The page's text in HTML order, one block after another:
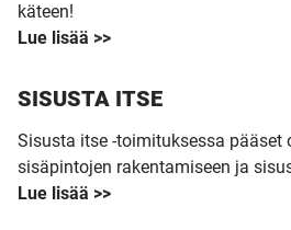
käteen!
Lue lisää >>
SISUSTA ITSE
Sisusta itse -toimituksessa pääset
sisäpintojen rakentamiseen ja
Lue lisää >>